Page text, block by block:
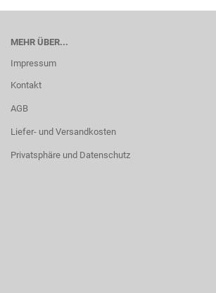
MEHR ÜBER...
Impressum
Kontakt
AGB
Liefer- und Versandkosten
Privatsphäre und Datenschutz